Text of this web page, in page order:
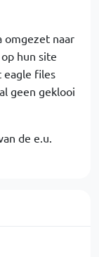
omgezet naar
hun site
eagle files
geen geklooi
de e.u.